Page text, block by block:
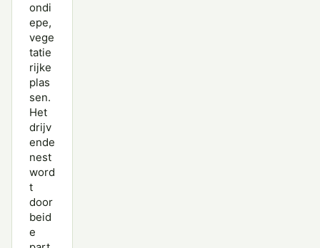
ondi
epe,
vege
tatie
rijke
plas
sen.
Het
drijv
ende
nest
word
t
door
beid
e